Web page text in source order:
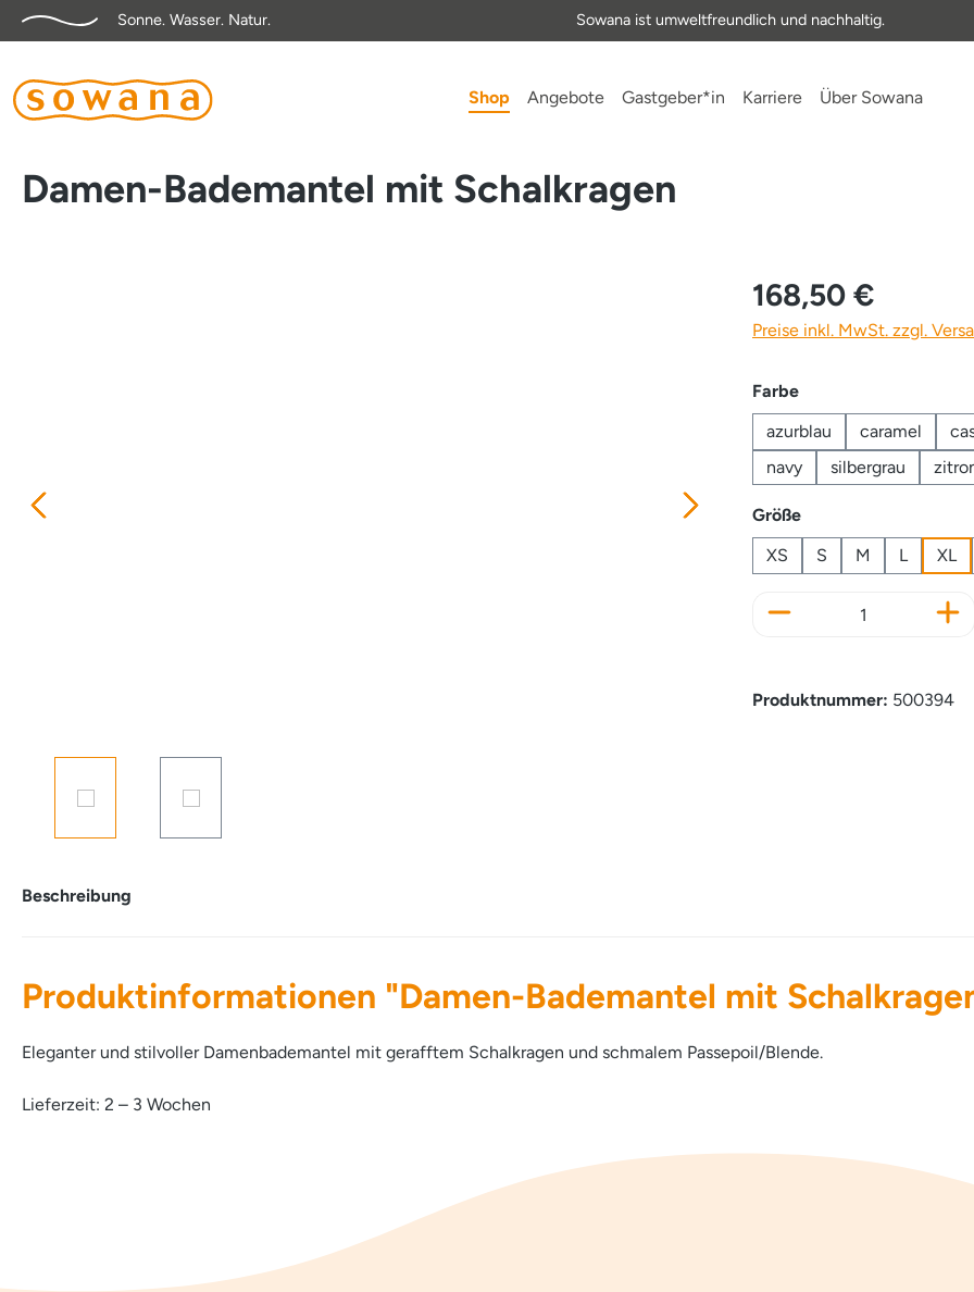
Zur Hauptnavigation springen
Sonne. Wasser. Natur. Sowana ist umweltfreundlich und nachhaltig.
Shop Angebote Gastgeber*in Karriere Über Sowana
Damen-Bademantel mit Schalkragen
168,50 €
Preise inkl. MwSt. zzgl.
Farbeauswählen
azurblau
caramel
navy
silbergrau
Größeauswählen
XS
S M L XL
Produkt Anzahl:
Produktnummer: 500394
Beschreibung
Produktinformationen "Damen-Bademantel mit
Eleganter und stilvoller Damenbademantel mit gerafftem Schalkragen und schmalem Passepoil/Blende.
Lieferzeit: 2 – 3 Wochen